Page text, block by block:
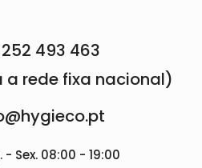
493 463
rede fixa nacional)
- Sex. 08:00 - 19:00